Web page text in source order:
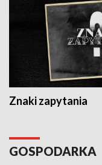
Znaki zapytania
GOSPODARKA